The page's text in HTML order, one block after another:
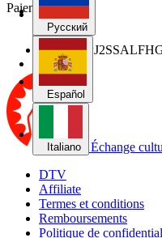
Español
Italiano
Русский
Español
Italiano
Paiement Bitcoin
Échange
DTV
Affiliate
Termes et conditions
Remboursements
Politique de